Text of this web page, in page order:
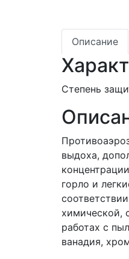
Описание
Степень
выдоха,
горло и
химической,
работах с
ванадия,